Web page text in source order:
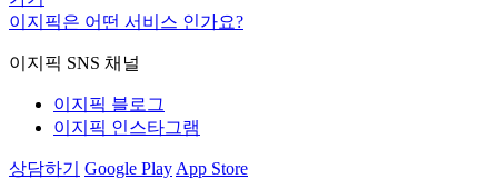
이지픽은 어떤 서비스 인가요?
이지픽 SNS 채널
이지픽 블로그
이지픽 인스타그램
상담하기 Google Play App Store